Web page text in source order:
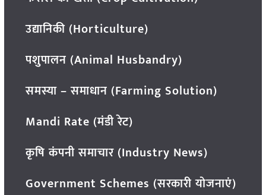
उद्यानिकी (Horticulture)
पशुपालन (Animal Husbandry)
समस्या – समाधान (Farming Solution)
Mandi Rate (मंडी रेट)
कृषि कंपनी समाचार (Industry News)
Government Schemes (सरकारी योजनाएं)